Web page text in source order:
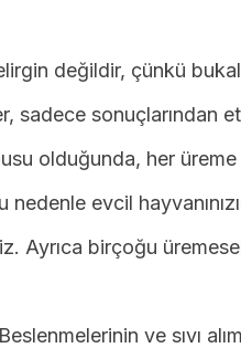
değildir, çünkü
sadece sonuçlarından
olduğunda, her üreme
nedenle evcil
Ayrıca birçoğu
Beslenmelerinin ve sıvı